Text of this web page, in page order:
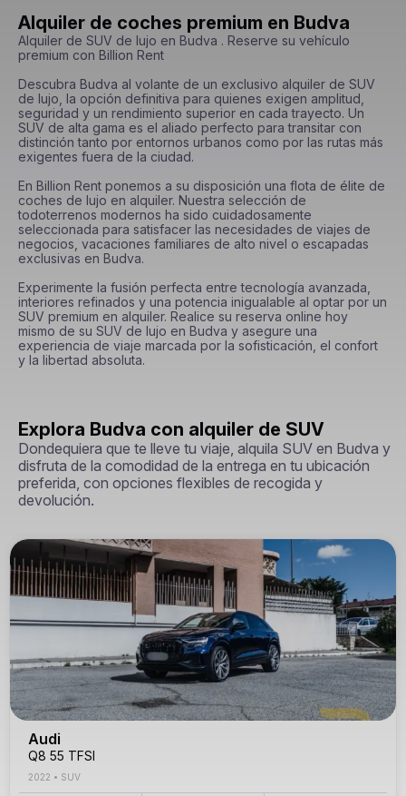
Alquiler de coches premium en Budva
Alquiler de SUV de lujo en Budva . Reserve su vehículo
premium con Billion Rent
Descubra Budva al volante de un exclusivo alquiler de SUV
de lujo, la opción definitiva para quienes exigen amplitud,
seguridad y un rendimiento superior en cada trayecto. Un
SUV de alta gama es el aliado perfecto para transitar con
distinción tanto por entornos urbanos como por las rutas más
exigentes fuera de la ciudad.
En Billion Rent ponemos a su disposición una flota de élite de
coches de lujo en alquiler. Nuestra selección de
todoterrenos modernos ha sido cuidadosamente
seleccionada para satisfacer las necesidades de viajes de
negocios, vacaciones familiares de alto nivel o escapadas
exclusivas en Budva.
Experimente la fusión perfecta entre tecnología avanzada,
interiores refinados y una potencia inigualable al optar por un
SUV premium en alquiler. Realice su reserva online hoy
mismo de su SUV de lujo en Budva y asegure una
experiencia de viaje marcada por la sofisticación, el confort
y la libertad absoluta.
Explora Budva con alquiler de SUV
Dondequiera que te lleve tu viaje, alquila SUV en Budva y
disfruta de la comodidad de la entrega en tu ubicación
preferida, con opciones flexibles de recogida y
devolución.
Audi
Q8 55 TFSI
2022 • SUV